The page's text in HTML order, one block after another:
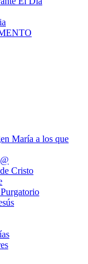
María a los que
Cristo